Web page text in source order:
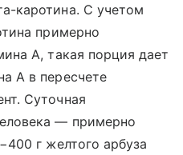
каротина. С учетом
примерно
А, такая порция дает
А в пересчете
Суточная
— примерно
г желтого арбуза